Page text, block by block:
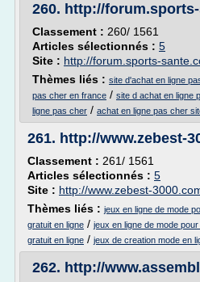
260. http://
Classement : 260/ 1561
Articles sélectionnés : 5
Site : http://forum.sports-
Thèmes liés : site d'achat en ligne
pas cher en france / site d achat en ligne
ligne pas cher / achat en ligne pas cher
261. http://www.zebest-
Classement : 261/ 1561
Articles sélectionnés : 5
Site : http://www.zebest-
Thèmes liés : jeux en ligne de mode
gratuit en ligne / jeux en ligne de mode pour
gratuit en ligne / jeux de creation mode en
262. http://